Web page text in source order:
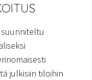
julkisiin tiloihin